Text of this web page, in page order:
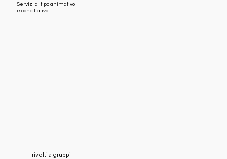
Servizi di tipo animativo
e conciliativo
rivolti a gruppi